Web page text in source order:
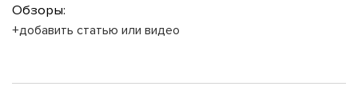
Обзоры:
+добавить статью или видео